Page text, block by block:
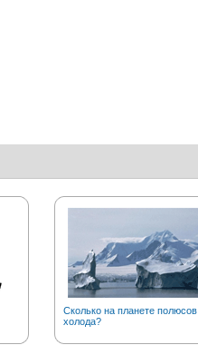
Сколько на планете полюсов
холода?